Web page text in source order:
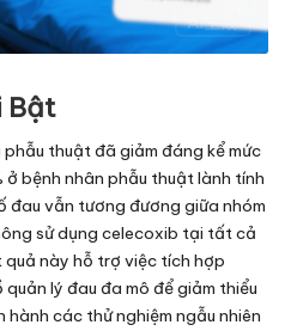
Bật
thuật đã giảm đáng kể mức
bệnh nhân phẫu thuật lành tính
đau vẫn tương đương giữa nhóm
sử dụng celecoxib tại tất cả
này hỗ trợ việc tích hợp
lý đau đa mô để giảm thiểu
các thử nghiệm ngẫu nhiên